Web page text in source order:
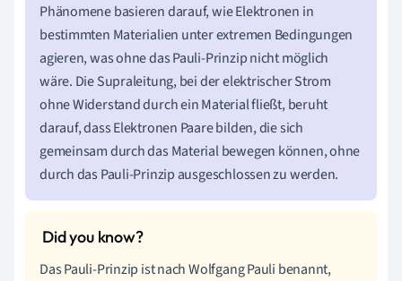
Phänomene basieren darauf, wie Elektronen in
bestimmten Materialien unter extremen Bedingungen
agieren, was ohne das Pauli-Prinzip nicht möglich
wäre. Die Supraleitung, bei der elektrischer Strom
ohne Widerstand durch ein Material fließt, beruht
darauf, dass Elektronen Paare bilden, die sich
gemeinsam durch das Material bewegen können, ohne
durch das Pauli-Prinzip ausgeschlossen zu werden.
Das Pauli-Prinzip ist nach Wolfgang Pauli benannt,